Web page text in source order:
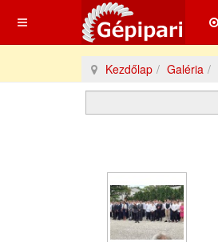
Kezdőlap Galéria